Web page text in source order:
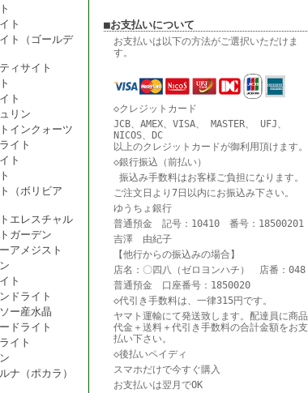
ト
ト（ゴールデ
ィサイト
ト
リン
インクォーツ
イト
ト
（ボリビア
エレスチャル
ガーデン
アメジスト
ト
ドライト
ー産水晶
ドライト
イト
ナ（ポカラ）
■お支払いについて
お支払いは以下の方法がご選択いただけま
す。
◇クレジットカード
JCB、AMEX、VISA、 MASTER、 UFJ、
NICOS、DC
以上のクレジットカードが御利用頂けます。
◇銀行振込（前払い）
振込み手数料はお客様ご負担になります。
ご注文日より7日以内にお振込み下さい。
ゆうちょ銀行
普通預金 記号：10410 番号：18500201
吉澤 由紀子
【他行からの振込みの場合】
店名：〇四八（ゼロヨンハチ） 店番：048
普通預金 口座番号：1850020
◇代引き手数料は、一律315円です。
ヤマト運輸にて発送致します。配達員に商品
代金＋送料＋代引き手数料の合計金額をお支
払い下さい。
◇後払いペイディ
スマホだけで今すぐ購入
お支払いは翌月でOK